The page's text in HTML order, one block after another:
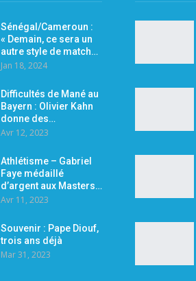
Sénégal/Cameroun :
« Demain, ce sera un
autre style de match…
Jan 18, 2024
Difficultés de Mané au
Bayern : Olivier Kahn
donne des…
Avr 12, 2023
Athlétisme – Gabriel
Faye médaillé
d’argent aux Masters…
Avr 11, 2023
Souvenir : Pape Diouf,
trois ans déjà
Mar 31, 2023